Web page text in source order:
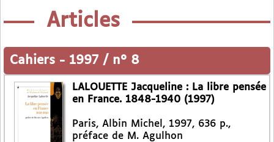
Articles
Cahiers - 1997 / n° 8
LALOUETTE Jacqueline : La libre pensée
en France. 1848-1940 (1997)
Paris, Albin Michel, 1997, 636 p.,
préface de M. Agulhon